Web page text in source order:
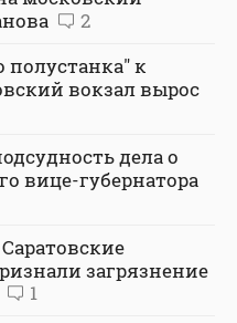
2
полустанка" к
вокзал вырос
дела о
вице-губернатора
загрязнение
1